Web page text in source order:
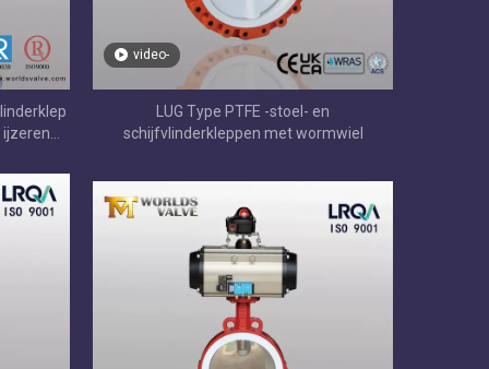
video-
LUG Type PTFE -stoel- en
schijfvlinderkleppen met wormwiel